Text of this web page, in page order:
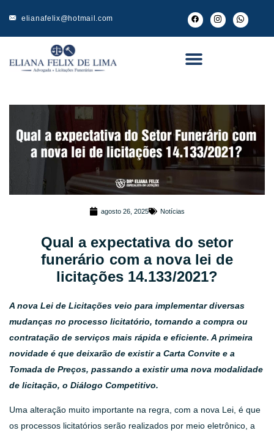
elianafelix@hotmail.com
agosto 26, 2025 Notícias
Qual a expectativa do setor
funerário com a nova lei de
licitações 14.133/2021?
A nova Lei de Licitações veio para implementar diversas
mudanças no processo licitatório, tornando a compra ou
contratação de serviços mais rápida e eficiente. A primeira
novidade é que deixarão de existir a Carta Convite e a
Tomada de Preços, passando a existir uma nova modalidade
de licitação, o Diálogo Competitivo.
Uma alteração muito importante na regra, com a nova Lei, é que
os processos licitatórios serão realizados por meio eletrônico, a